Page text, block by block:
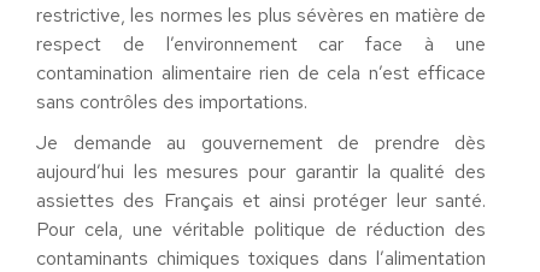
restrictive, les normes les plus sévères en matière de
respect de l’environnement car face à une
contamination alimentaire rien de cela n’est efficace
sans contrôles des importations.
Je demande au gouvernement de prendre dès
aujourd’hui les mesures pour garantir la qualité des
assiettes des Français et ainsi protéger leur santé.
Pour cela, une véritable politique de réduction des
contaminants chimiques toxiques dans l’alimentation